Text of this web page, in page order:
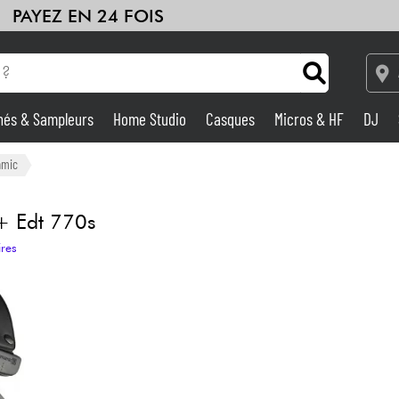
PAYEZ EN 24 FOIS
Home Studio
& Sampleurs Home Studio Casques Micros & HF DJ
Edt 770s